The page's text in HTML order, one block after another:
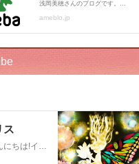
ス
皆様こんにちは!イーリスです! ドリーバーチュー博士公認 エンジェル・イントゥイティブ（AI）™です。 心理カウンセラー、カードセラピスト、アドバイザー、執筆をしております。 このチャンネルはボランティアでお届けしております。私自身がオラクルカードに救われた一人なので、 誰かのお役に立ちたいという気持ちからスタートいたしました! ※2018年12月22日から…